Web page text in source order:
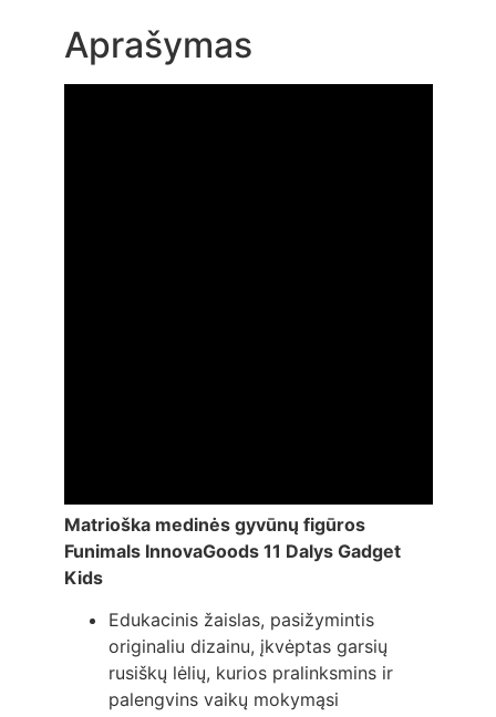
Aprašymas
Matrioška medinės gyvūnų figūros
Funimals InnovaGoods 11 Dalys Gadget
Kids
Edukacinis žaislas, pasižymintis
originaliu dizainu, įkvėptas garsių
rusiškų lėlių, kurios pralinksmins ir
palengvins vaikų mokymąsi